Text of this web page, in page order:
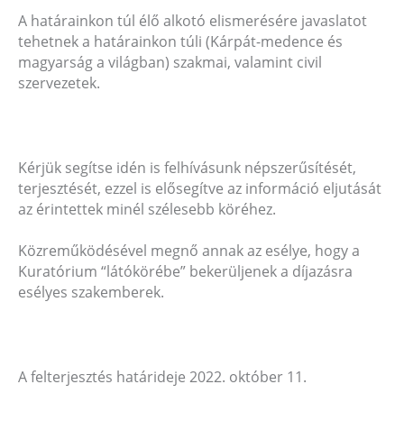
A határainkon túl élő alkotó elismerésére javaslatot
tehetnek a határainkon túli (Kárpát-medence és
magyarság a világban) szakmai, valamint civil
szervezetek.
Kérjük segítse idén is felhívásunk népszerűsítését,
terjesztését, ezzel is elősegítve az információ eljutását
az érintettek minél szélesebb köréhez.
Közreműködésével megnő annak az esélye, hogy a
Kuratórium “látókörébe” bekerüljenek a díjazásra
esélyes szakemberek.
A felterjesztés határideje 2022. október 11.